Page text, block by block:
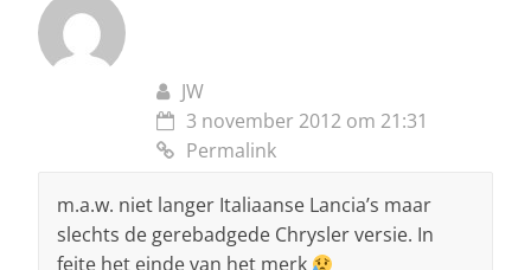
JW
3 november 2012 om 21:31
Permalink
m.a.w. niet langer Italiaanse Lancia’s maar
slechts de gerebadgede Chrysler versie. In
feite het einde van het merk